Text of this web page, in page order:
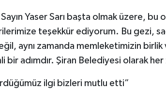
Sayın Yaser Sarı başta olmak üzere,
teşekkür ediyorum. Bu gezi,
aynı zamanda memleketimizin
adımdır. Şiran Belediyesi olarak her
ilgi bizleri mutlu etti”